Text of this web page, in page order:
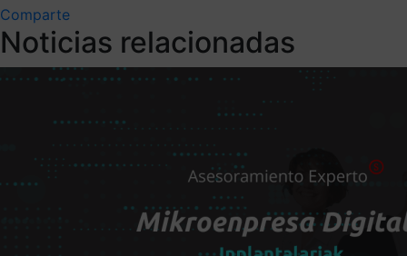
Comparte
Noticias relacionadas